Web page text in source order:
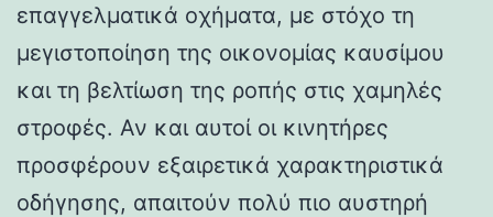
επαγγελματικά οχήματα, με στόχο τη
μεγιστοποίηση της οικονομίας καυσίμου
και τη βελτίωση της ροπής στις χαμηλές
στροφές. Αν και αυτοί οι κινητήρες
προσφέρουν εξαιρετικά χαρακτηριστικά
οδήγησης, απαιτούν πολύ πιο αυστηρή